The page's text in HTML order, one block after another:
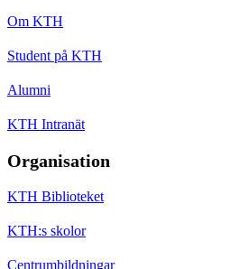
Om KTH
Student på KTH
Alumni
KTH Intranät
Organisation
KTH Biblioteket
KTH:s skolor
Centrumbildningar